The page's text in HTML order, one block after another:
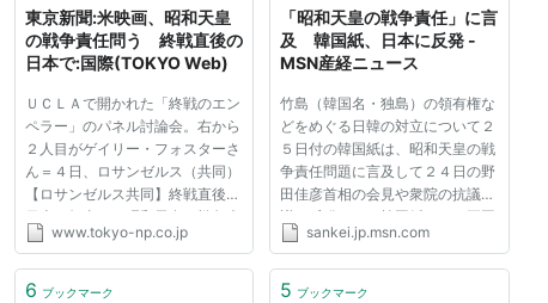
東京新聞:米映画、昭和天皇
の戦争責任問う 終戦直後の
日本で:国際(TOKYO Web)
ＵＣＬＡで開かれた「終戦のエン
ペラー」のパネル討論会。右から
２人目がゲイリー・フォスターさ
ん＝４日、ロサンゼルス（共同）
【ロサンゼルス共同】終戦直後の
日本を舞台に、昭和天皇の戦争責
任をどう捉えるべきか、占領政策
Ｑ）当局者らが明らかにしようと
www.tokyo-np.co.jp
「昭和天皇の戦争責任」に言
及 韓国紙、日本に反発 -
MSN産経ニュース
竹島（韓国名・独島）の領有権な
どをめぐる日韓の対立について２
５日付の韓国紙は、昭和天皇の戦
争責任問題に言及して２４日の野
田佳彦首相の会見や衆院の抗議決
議に反発した。韓国紙からは両国
関係が「最悪」の状態に陥ったと
は、天皇陛下訪韓問題に絡む李明
sankei.jp.msn.com
6 ブックマーク 5 ブックマーク